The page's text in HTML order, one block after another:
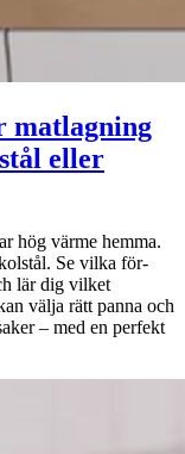
matlagning
eller
hög värme hemma.
Se vilka för-
lär dig vilket
välja rätt panna och
– med en perfekt